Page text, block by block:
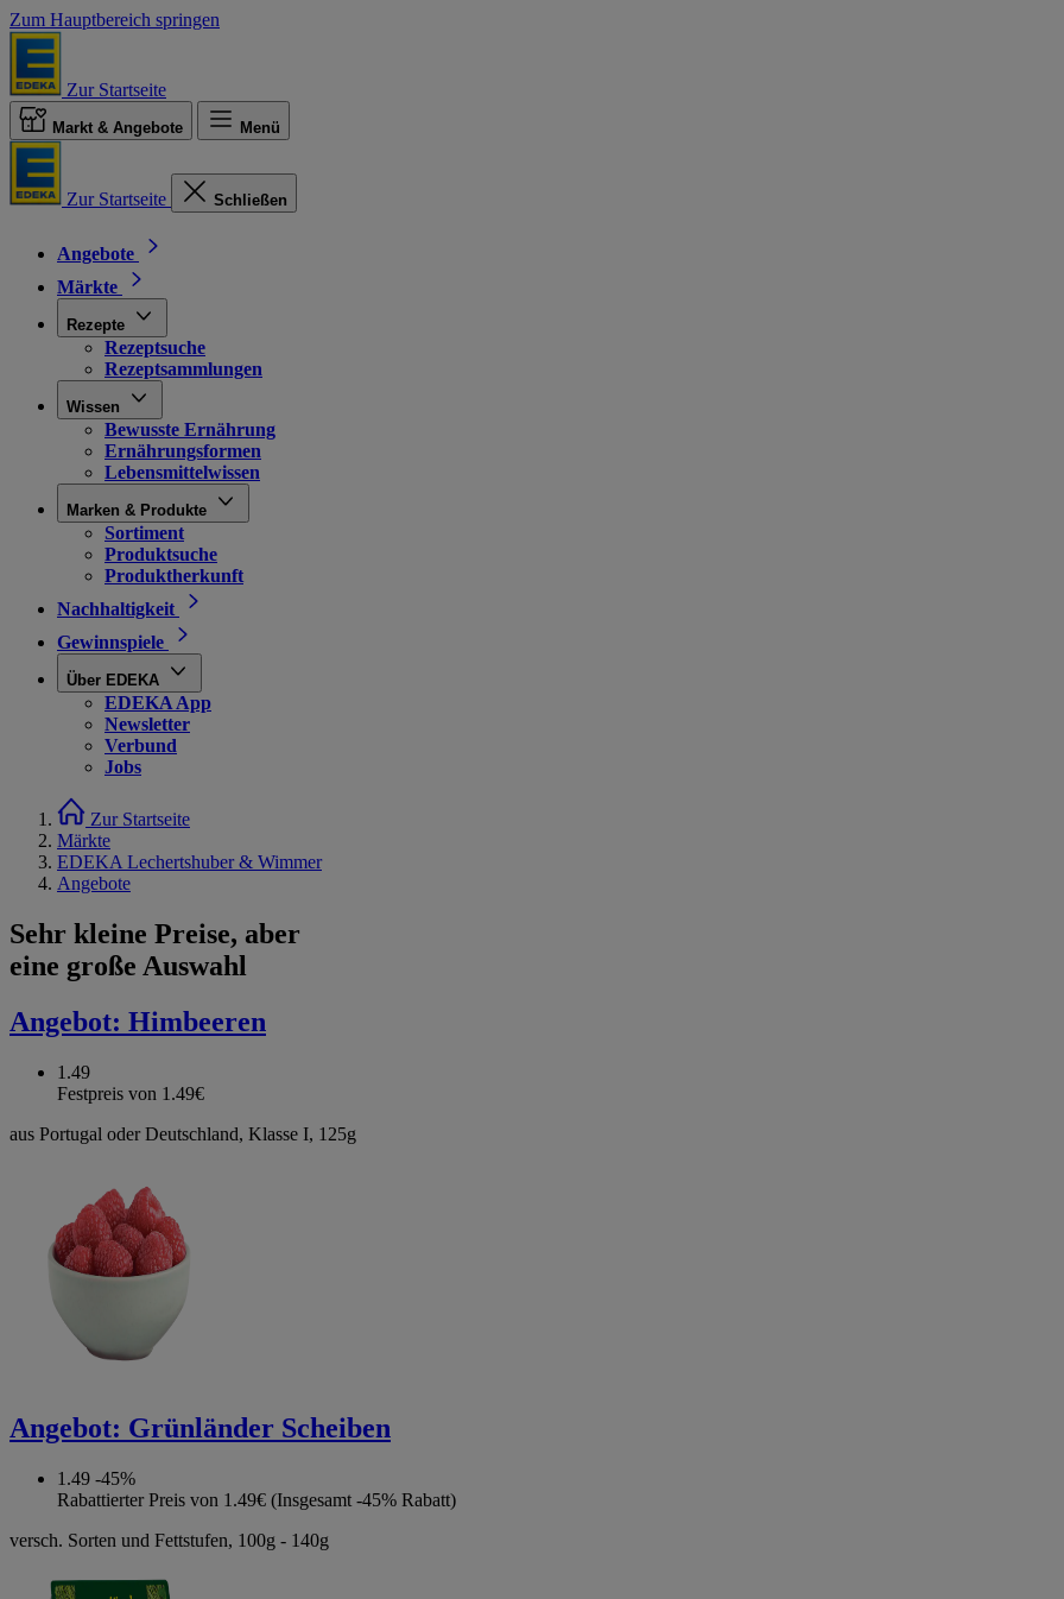
Zum Hauptbereich springen
Zur Startseite
Markt & Angebote Menü
Zur Startseite Schließen
Angebote
Märkte
Rezepte
Rezeptsuche
Rezeptsammlungen
Wissen
Bewusste Ernährung
Ernährungsformen
Lebensmittelwissen
Marken & Produkte
Sortiment
Produktsuche
Produktherkunft
Nachhaltigkeit
Gewinnspiele
Über EDEKA
EDEKA App
Newsletter
Verbund
Jobs
Zur Startseite
Märkte
EDEKA Lechertshuber & Wimmer
Angebote
Sehr kleine Preise, aber
eine große Auswahl
Angebot: Himbeeren
1.49
Festpreis von 1.49€
aus Portugal oder Deutschland, Klasse I, 125g
Angebot: Grünländer Scheiben
1.49 -45%
Rabattierter Preis von 1.49€ (Insgesamt -45% Rabatt)
versch. Sorten und Fettstufen, 100g - 140g